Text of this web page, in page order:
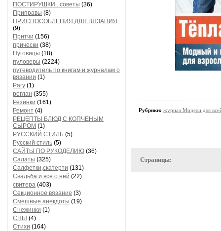
ПОСТИРУШКИ...советы (36)
Приправы (8)
ПРИСПОСОБЛЕНИЯ ДЛЯ ВЯЗАНИЯ
(9)
Притчи (156)
прически (38)
Пуговицы (18)
пуловеры (2224)
путеводитель по книгам и журналам о
вязании (1)
Рагу (1)
реглан (355)
Резинки (161)
Ремонт (4)
РЕЦЕПТЫ БЛЮД С КОПЧЕНЫМ
СЫРОМ (1)
РУССКИЙ СТИЛЬ (5)
Русский стиль (5)
САЙТЫ ПО РУКОДЕЛИЮ (36)
Салаты (325)
Салфетки,скатерти (131)
Свадьба и все о ней (22)
свитера (403)
Секционное вязание (3)
Смешные анекдоты (19)
Снежинки (1)
СНЫ (4)
Стихи (164)
Рубрики: журнал Модели для
Страницы: